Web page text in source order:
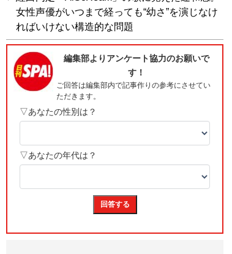
女性声優がいつまで経っても“幼さ”を演じなけ
ればいけない構造的な問題